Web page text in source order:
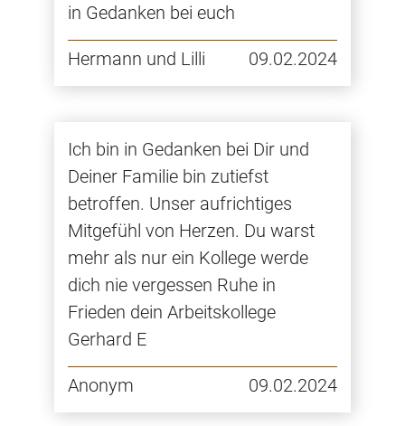
in Gedanken bei euch
Hermann und Lilli 09.02.2024
Ich bin in Gedanken bei Dir und
Deiner Familie bin zutiefst
betroffen. Unser aufrichtiges
Mitgefühl von Herzen. Du warst
mehr als nur ein Kollege werde
dich nie vergessen Ruhe in
Frieden dein Arbeitskollege
Gerhard E
Anonym 09.02.2024